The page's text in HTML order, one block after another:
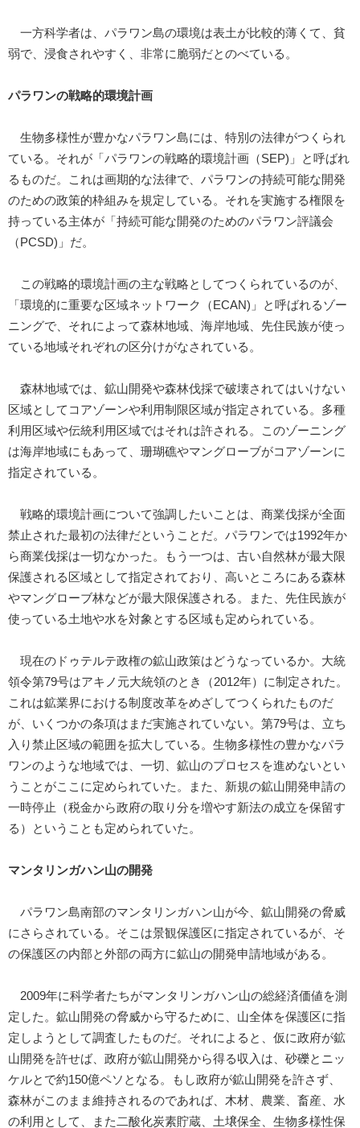
一方科学者は、パラワン島の環境は表土が比較的薄くて、貧
弱で、浸食されやすく、非常に脆弱だとのべている。
パラワンの戦略的環境計画
生物多様性が豊かなパラワン島には、特別の法律がつくられ
ている。それが「パラワンの戦略的環境計画（SEP)」と呼ばれ
るものだ。これは画期的な法律で、パラワンの持続可能な開発
のための政策的枠組みを規定している。それを実施する権限を
持っている主体が「持続可能な開発のためのパラワン評議会
（PCSD)」だ。
この戦略的環境計画の主な戦略としてつくられているのが、
「環境的に重要な区域ネットワーク（ECAN)」と呼ばれるゾー
ニングで、それによって森林地域、海岸地域、先住民族が使っ
ている地域それぞれの区分けがなされている。
森林地域では、鉱山開発や森林伐採で破壊されてはいけない
区域としてコアゾーンや利用制限区域が指定されている。多種
利用区域や伝統利用区域ではそれは許される。このゾーニング
は海岸地域にもあって、珊瑚礁やマングローブがコアゾーンに
指定されている。
戦略的環境計画について強調したいことは、商業伐採が全面
禁止された最初の法律だということだ。パラワンでは1992年か
ら商業伐採は一切なかった。もう一つは、古い自然林が最大限
保護される区域として指定されており、高いところにある森林
やマングローブ林などが最大限保護される。また、先住民族が
使っている土地や水を対象とする区域も定められている。
現在のドゥテルテ政権の鉱山政策はどうなっているか。大統
領令第79号はアキノ元大統領のとき（2012年）に制定された。
これは鉱業界における制度改革をめざしてつくられたものだ
が、いくつかの条項はまだ実施されていない。第79号は、立ち
入り禁止区域の範囲を拡大している。生物多様性の豊かなパラ
ワンのような地域では、一切、鉱山のプロセスを進めないとい
うことがここに定められていた。また、新規の鉱山開発申請の
一時停止（税金から政府の取り分を増やす新法の成立を保留す
る）ということも定められていた。
マンタリンガハン山の開発
パラワン島南部のマンタリンガハン山が今、鉱山開発の脅威
にさらされている。そこは景観保護区に指定されているが、そ
の保護区の内部と外部の両方に鉱山の開発申請地域がある。
2009年に科学者たちがマンタリンガハン山の総経済価値を測
定した。鉱山開発の脅威から守るために、山全体を保護区に指
定しようとして調査したものだ。それによると、仮に政府が鉱
山開発を許せば、政府が鉱山開発から得る収入は、砂礫とニッ
ケルとで約150億ペソとなる。もし政府が鉱山開発を許さず、
森林がこのまま維持されるのであれば、木材、農業、畜産、水
の利用として、また二酸化炭素貯蔵、土壌保全、生物多様性保